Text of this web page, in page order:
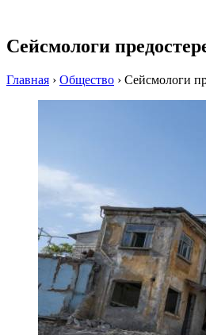
Сейсмологи
Главная › Общество › Сейсмологи